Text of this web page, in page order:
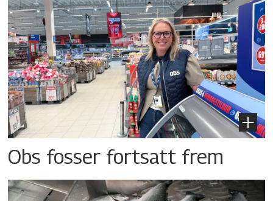
Obs fosser fortsatt frem